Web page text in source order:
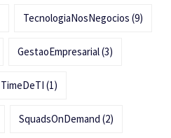
TecnologiaNosNegocios (9)
GestaoEmpresarial(3)
TimeDeTI (1)
SquadsOnDemand (2)